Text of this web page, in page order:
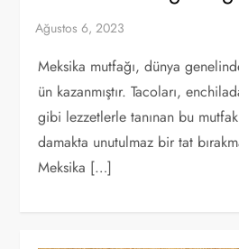
Meksika mutfağı, dünya
ün kazanmıştır. Tacoları,
gibi lezzetlerle tanınan bu
damakta unutulmaz bir tat
Meksika […]